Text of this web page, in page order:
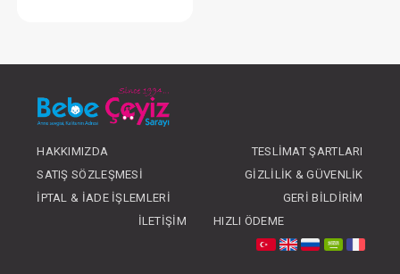
OLUNUZ
HAKKIMIZDA
TESLIMAT ŞARTLARI
SATIŞ SÖZLEŞMESI
GIZLILIK & GÜVENLIK
İPTAL & İADE İŞLEMLERI
GERI BILDIRIM
İLETIŞIM
HIZLI ÖDEME